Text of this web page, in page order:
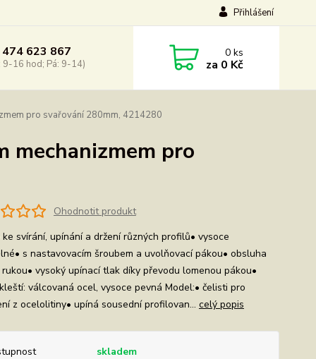
Přihlášení
623 867
9-16 hod; Pá: 9-14)
0ks
za 0 Kč
pro svařování 280mm, 4214280
mechanizmem pro
Ohodnotit produkt
ke svírání, upínání a držení různých profilů• vysoce
s nastavovacím šroubem a uvolňovací pákou• obsluha
vysoký upínací tlak díky převodu lomenou pákou•
válcovaná ocel, vysoce pevná Model:• čelisti pro
z ocelolitiny• upíná sousední profilovan... celý popis
skladem